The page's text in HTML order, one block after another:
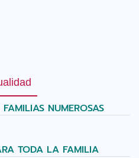
NUMEROSAS
TODA LA FAMILIA